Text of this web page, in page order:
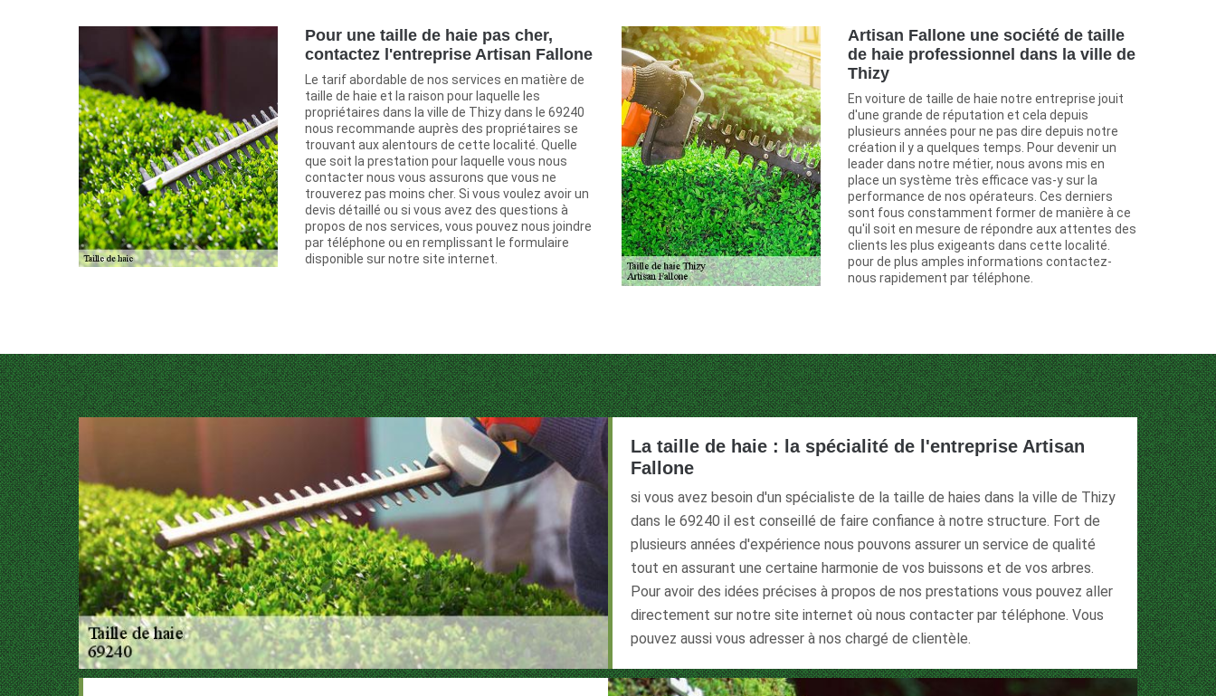
Pour une taille de haie pas cher,
contactez l'entreprise Artisan Fallone
Le tarif abordable de nos services en matière de
taille de haie et la raison pour laquelle les
propriétaires dans la ville de Thizy dans le 69240
nous recommande auprès des propriétaires se
trouvant aux alentours de cette localité. Quelle
que soit la prestation pour laquelle vous nous
contacter nous vous assurons que vous ne
trouverez pas moins cher. Si vous voulez avoir un
devis détaillé ou si vous avez des questions à
propos de nos services, vous pouvez nous joindre
par téléphone ou en remplissant le formulaire
disponible sur notre site internet.
Artisan Fallone une société de taille
de haie professionnel dans la ville de
Thizy
En voiture de taille de haie notre entreprise jouit
d'une grande de réputation et cela depuis
plusieurs années pour ne pas dire depuis notre
création il y a quelques temps. Pour devenir un
leader dans notre métier, nous avons mis en
place un système très efficace vas-y sur la
performance de nos opérateurs. Ces derniers
sont fous constamment former de manière à ce
qu'il soit en mesure de répondre aux attentes des
clients les plus exigeants dans cette localité.
pour de plus amples informations contactez-
nous rapidement par téléphone.
La taille de haie : la spécialité de l'entreprise Artisan
Fallone
si vous avez besoin d'un spécialiste de la taille de haies dans la ville de Thizy
dans le 69240 il est conseillé de faire confiance à notre structure. Fort de
plusieurs années d'expérience nous pouvons assurer un service de qualité
tout en assurant une certaine harmonie de vos buissons et de vos arbres.
Pour avoir des idées précises à propos de nos prestations vous pouvez aller
directement sur notre site internet où nous contacter par téléphone. Vous
pouvez aussi vous adresser à nos chargé de clientèle.